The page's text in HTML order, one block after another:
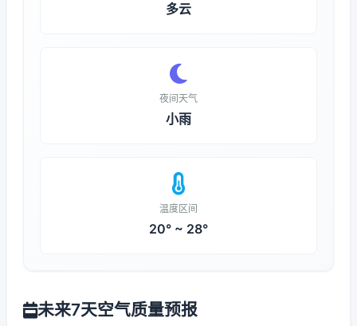
多云
夜间天气
小雨
温度区间
20° ~ 28°
未来7天空气质量预报